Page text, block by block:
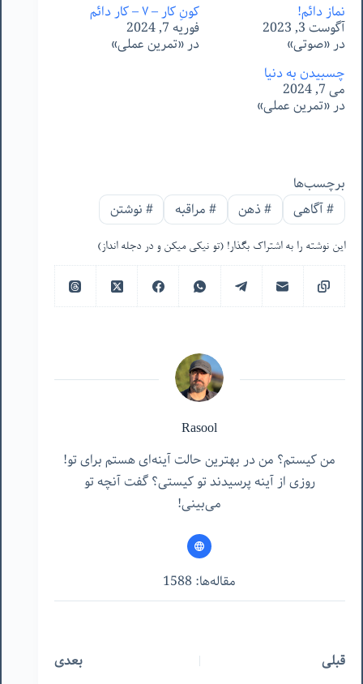
نماز دائم!
آگوست 3, 2023
در «صوتی»
کونِ کار – ٧ – کارِ دائم
فوریه 7, 2024
در «تمرین عملی»
چسبیدن به دنیا
می 7, 2024
در «تمرین عملی»
برچسب‌ها
#آگاهی #ذهن #مراقبه #نوشتن
این نوشته را به اشتراک بگذار! (تو نیکی میکن و در دجله انداز)
Rasool
من کیستم؟ من در بهترین حالت آینه‌ای هستم برای تو!
روزی از آینه پرسیدند تو کیستی؟ گفت آنچه تو
می‌بینی!
مقاله‌ها: 1588
قبلی بعدی